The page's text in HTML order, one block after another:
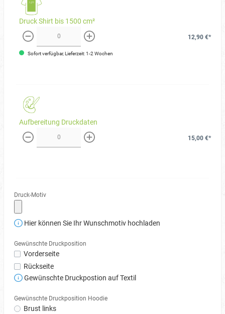
Druck Shirt bis 1500 cm²
weniger mehr
12,90 €*
Sofort verfügbar, Lieferzeit: 1-2 Wochen
Aufbereitung Druckdaten
weniger mehr
15,00 €*
Druck-Motiv
Hier können Sie Ihr Wunschmotiv hochladen
Gewünschte Druckposition
Vorderseite
Rückseite
Gewünschte Druckpostion auf Textil
Gewünschte Druckposition Hoodie
Brust links